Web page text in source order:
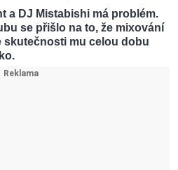
a DJ Mistabishi má problém.
se přišlo na to, že mixování
skutečnosti mu celou dobu